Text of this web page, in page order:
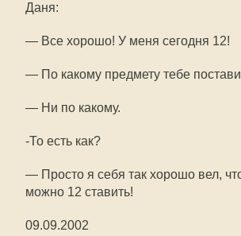
Даня:
— Все хорошо! У меня сегодня 12!
— По какому предмету тебе
— Ни по какому.
-То есть как?
— Просто я себя так хорошо вел,
можно 12 ставить!
09.09.2002